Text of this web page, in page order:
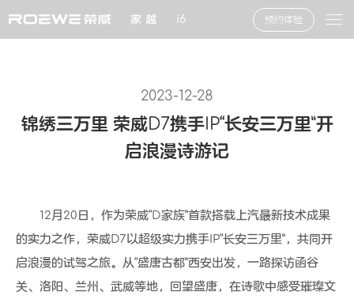
家 越 i6 预约体验
2023-12-28
锦绣三万里 荣威D7携手IP“长安三万里”开
启浪漫诗游记
12月20日，作为荣威“D家族”首款搭载上汽最新技术成果
的实力之作，荣威D7以超级实力携手IP“长安三万里”，共同开
启浪漫的试驾之旅。从“盛唐古都”西安出发，一路探访函谷
关、洛阳、兰州、武威等地，回望盛唐，在诗歌中感受璀璨文